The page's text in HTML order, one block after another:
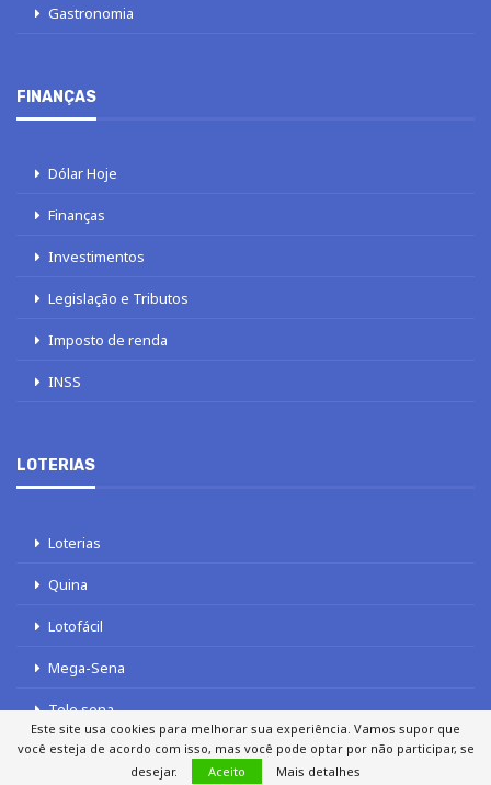
Gastronomia
FINANÇAS
Dólar Hoje
Finanças
Investimentos
Legislação e Tributos
Imposto de renda
INSS
LOTERIAS
Loterias
Quina
Lotofácil
Mega-Sena
Tele sena
Este site usa cookies para melhorar sua experiência. Vamos supor que
você esteja de acordo com isso, mas você pode optar por não participar, se
desejar.
Aceito Mais detalhes